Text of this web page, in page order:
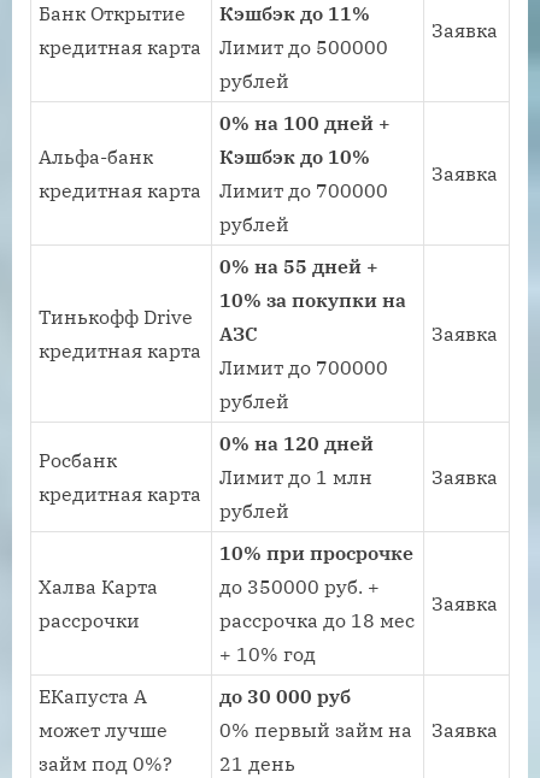
Банк Открытие
кредитная карта
Кэшбэк до 11%
Лимит до 500000
рублей
Заявка
Альфа-банк
кредитная карта
0% на 100 дней +
Кэшбэк до 10%
Лимит до 700000
рублей
Заявка
Тинькофф Drive
кредитная карта
0% на 55 дней +
10% за покупки на
АЗС
Лимит до 700000
рублей
Заявка
Росбанк
кредитная карта
0% на 120 дней
Лимит до 1 млн
рублей
Заявка
Халва Карта
рассрочки
10% при просрочке
до 350000 руб. +
рассрочка до 18 мес
+ 10% год
Заявка
ЕКапуста А
может лучше
займ под 0%?
до 30 000 руб
0% первый займ на
21 день
Заявка